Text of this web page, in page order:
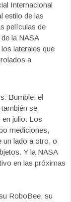
Internacional
estilo de las
películas de
la NASA
laterales que
a
Bumble, el
se
en julio. Los
mediciones,
un lado a otro, o
Y la NASA
en las próximas
RoboBee, su